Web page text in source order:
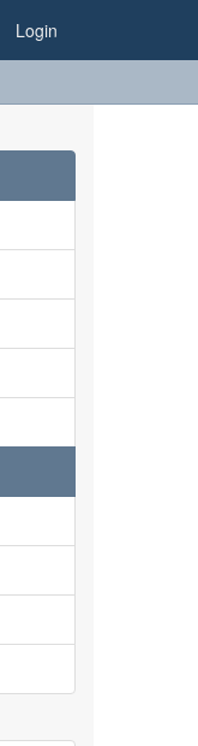
Login